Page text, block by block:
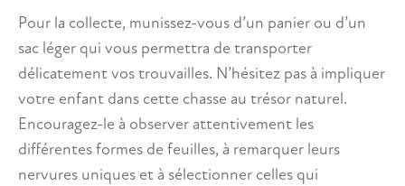
Pour la collecte, munissez-vous d’un panier ou d’un
sac léger qui vous permettra de transporter
délicatement vos trouvailles. N’hésitez pas à impliquer
votre enfant dans cette chasse au trésor naturel.
Encouragez-le à observer attentivement les
différentes formes de feuilles, à remarquer leurs
nervures uniques et à sélectionner celles qui